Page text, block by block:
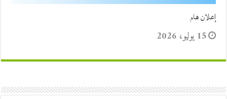
إعلان هام
15 يوليو، 2026